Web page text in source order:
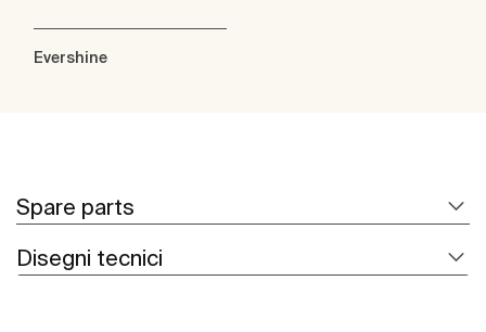
Evershine
Spare parts
Disegni tecnici